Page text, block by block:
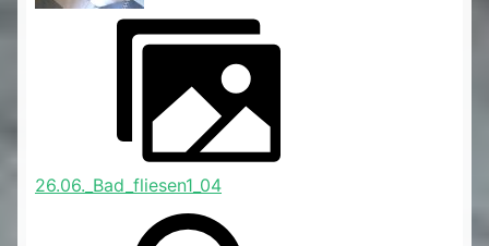
26.06._Bad_fliesen1_04